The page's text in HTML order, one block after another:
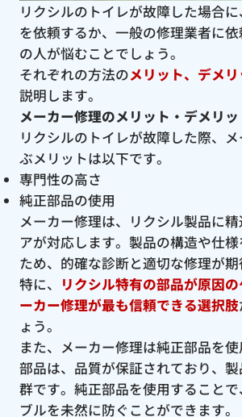
リクシルのトイレが故障した場合
を依頼するか、一般の修理業者に依
の人が悩むことでしょう。
それぞれの方法のメリット、デメ
説明します。
メーカー修理のメリット・デメリッ
リクシルのトイレが故障した際、
ぶメリットは以下です。
専門性の高さ
純正部品の使用
メーカー修理は、リクシル製品に
アが対応します。製品の構造や仕
ため、的確な診断と適切な修理が期
特に、
リクシル特有の部品が原因
ーカー修理が最も信頼できる選択肢
ょう。
また、メーカー修理は純正部品を
部品は、品質が保証されており、
群です。純正部品を使用すること
ブルを未然に防ぐことができます。